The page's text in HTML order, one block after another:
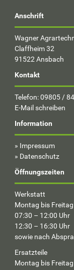
Anschrift
Wagner
Claffheim 32
91522 Ansbach
Kontakt
Telefon: 09805 /
E-Mail schreiben
Information
» Impressum
» Datenschutz
Öffnungszeiten
Werkstatt
Montag bis Freitag
07:30 – 12:00 Uhr
12:30 – 16:30 Uhr
sowie nach
Ersatzteile
Montag bis Freitag